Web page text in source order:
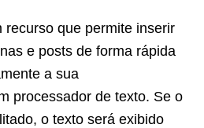
recurso que permite inserir
e posts de forma rápida
a sua
processador de texto. Se o
o texto será exibido